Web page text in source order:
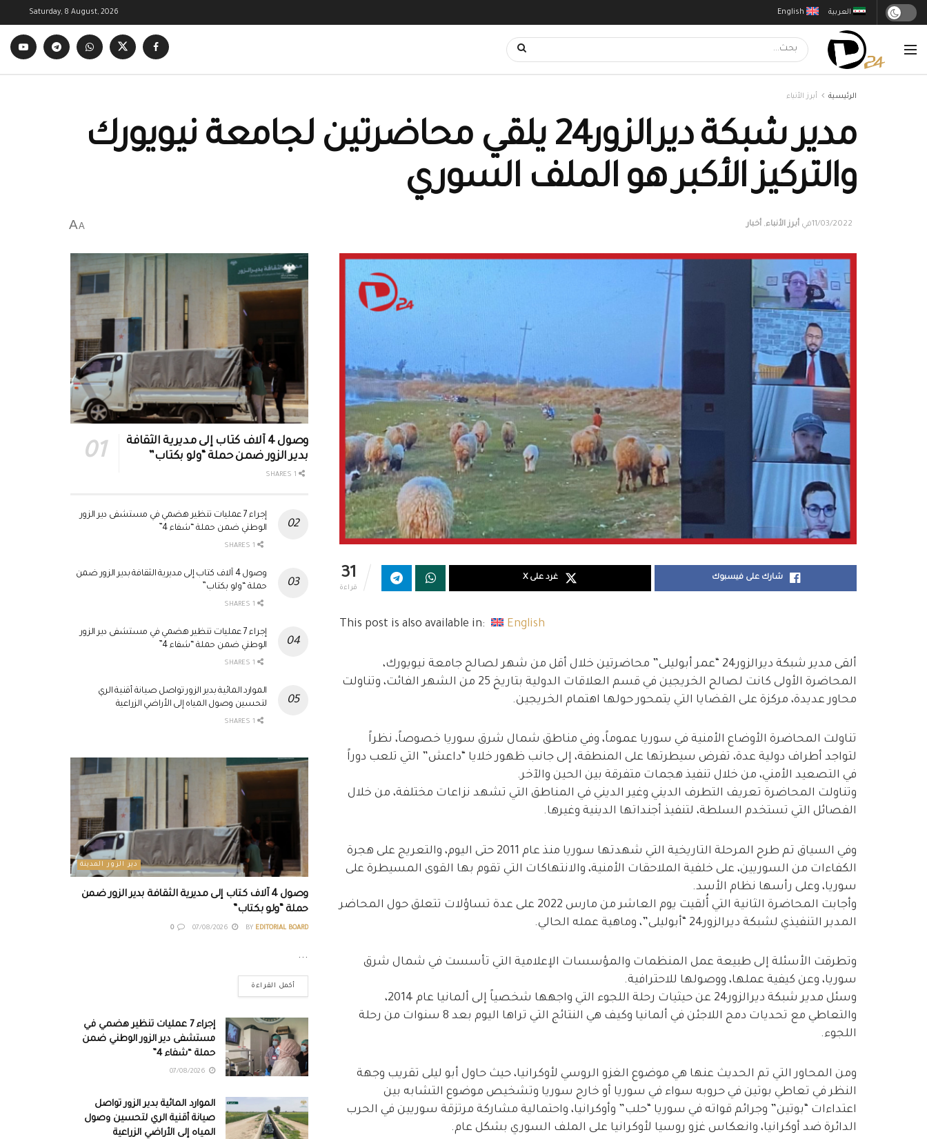
English العربية Saturday, 8 August, 2026
الرئيسية أبرز الأنباء
مدير شبكة ديرالزور24 يلقي محاضرتين لجامعة نيويورك
والتركيز الأكبر هو الملف السوري
11/03/2022 في أبرز الأنباء, أخبار A
A
31
قراءة
شارك على فيسبوك غرد على X
This post is also available in: English
ألقى مدير شبكة ديرالزور24 “عمر أبوليلى” محاضرتين خلال أقل من شهر لصالح جامعة نيويورك،
المحاضرة الأولى كانت لصالح الخريجين في قسم العلاقات الدولية بتاريخ 25 من الشهر الفائت، وتناولت
محاور عديدة، مركزة على القضايا التي يتمحور حولها اهتمام الخريجين.
تناولت المحاضرة الأوضاع الأمنية في سوريا عموماً، وفي مناطق شمال شرق سوريا خصوصاً، نظراً
لتواجد أطراف دولية عدة، تفرض سيطرتها على المنطقة، إلى جانب ظهور خلايا “داعش” التي تلعب دوراً
في التصعيد الأمني، من خلال تنفيذ هجمات متفرقة بين الحين والآخر.
وتناولت المحاضرة تعريف التطرف الديني وغير الديني في المناطق التي تشهد نزاعات مختلفة، من خلال
الفصائل التي تستخدم السلطة، لتنفيذ أجنداتها الدينية وغيرها.
وفي السياق تم طرح المرحلة التاريخية التي شهدتها سوريا منذ عام 2011 حتى اليوم، والتعريج على هجرة
الكفاءات من السوريين، على خلفية الملاحقات الأمنية، والانتهاكات التي تقوم بها القوى المسيطرة على
سوريا، وعلى رأسها نظام الأسد.
وأجابت المحاضرة الثانية التي أُلقيت يوم العاشر من مارس 2022 على عدة تساؤلات تتعلق حول المحاضر
المدير التنفيذي لشبكة ديرالزور24 “أبوليلى”، وماهية عمله الحالي.
وتطرقت الأسئلة إلى طبيعة عمل المنظمات والمؤسسات الإعلامية التي تأسست في شمال شرق
سوريا، وعن كيفية عملها، ووصولها للاحترافية.
وسئل مدير شبكة ديرالزور24 عن حيثيات رحلة اللجوء التي واجهها شخصياً إلى ألمانيا عام 2014،
والتعاطي مع تحديات دمج اللاجئن في ألمانيا وكيف هي النتائج التي تراها اليوم بعد 8 سنوات من رحلة
اللجوء.
ومن المحاور التي تم الحديث عنها هي موضوع الغزو الروسي لأوكرانيا، حيث حاول أبو ليلى تقريب وجهة
النظر في تعاطي بوتين في حروبه سواء في سوريا أو خارج سوريا وتشخيص موضوع التشابه بين
اعتداءات “بوتين” وجرائم قواته في سوريا “حلب” وأوكرانيا، واحتمالية مشاركة مرتزقة سوريين في الحرب
الدائرة ضد أوكرانيا، وانعكاس غزو روسيا لأوكرانيا على الملف السوري بشكل عام.
وصول 4 آلاف كتاب إلى مديرية الثقافة
بدير الزور ضمن حملة “ولو بكتاب”
إجراء 7 عمليات تنظير هضمي في مستشفى دير الزور
الوطني ضمن حملة “شفاء 4”
وصول 4 آلاف كتاب إلى مديرية الثقافة بدير الزور ضمن
حملة “ولو بكتاب”
إجراء 7 عمليات تنظير هضمي في مستشفى دير الزور
الوطني ضمن حملة “شفاء 4”
الموارد المائية بدير الزور تواصل صيانة أقنية الري
لتحسين وصول المياه إلى الأراضي الزراعية
دير الزور المدينة
وصول 4 آلاف كتاب إلى مديرية الثقافة بدير الزور ضمن
حملة “ولو بكتاب”
BY EDITORIAL BOARD
0
...
أكمل القراءة
إجراء 7 عمليات تنظير هضمي في
مستشفى دير الزور الوطني ضمن
حملة “شفاء 4”
الموارد المائية بدير الزور تواصل
صيانة أقنية الري لتحسين وصول
المياه إلى الأراضي الزراعية